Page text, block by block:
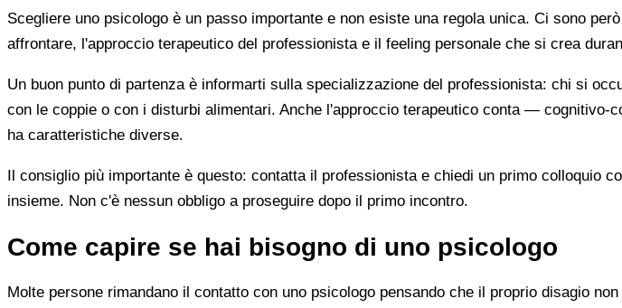
Scegliere uno psicologo è un passo importante e non esiste una regola unica. Ci sono
affrontare, l'approccio terapeutico del professionista e il feeling personale che si crea
Un buon punto di partenza è informarti sulla specializzazione del professionista: chi si
con le coppie o con i disturbi alimentari. Anche l'approccio terapeutico conta —
ha caratteristiche diverse.
Il consiglio più importante è questo: contatta il professionista e chiedi un primo colloquio
insieme. Non c'è nessun obbligo a proseguire dopo il primo incontro.
Come capire se hai bisogno di uno psicologo
Molte persone rimandano il contatto con uno psicologo pensando che il proprio disagio